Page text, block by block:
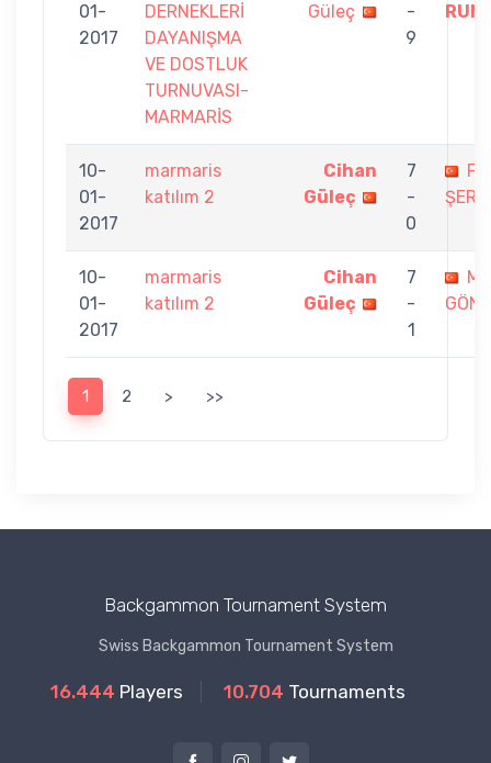
01-
2017
DERNEKLERİ
DAYANIŞMA
VE DOSTLUK
TURNUVASI-
MARMARİS
Güleç
-
9
10-
01-
2017
marmaris
katılım 2
Cihan
Güleç
7
-
0
ŞERİF
10-
01-
2017
marmaris
katılım 2
Cihan
Güleç
7
-
1
1 2 > >>
Backgammon Tournament System
Swiss Backgammon Tournament System
16.444 Players 10.704 Tournaments